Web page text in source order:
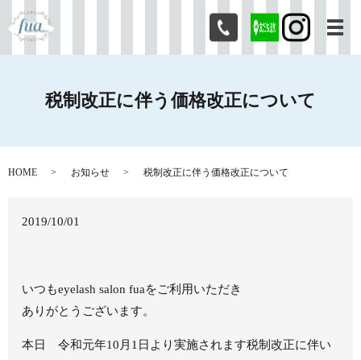
メ
税制改正に伴う価格改正について
HOME お知らせ 税制改正に伴う価格改正について
2019/10/01
いつもeyelash salon fuaをご利用いただき
ありがとうございます。
本日 令和元年10月1日より実施されます税制改正に伴い